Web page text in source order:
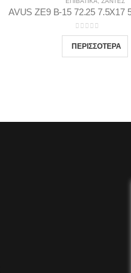
AVUS ΖΕ9 Β-15 72.25 7.5Χ17
0out of 5